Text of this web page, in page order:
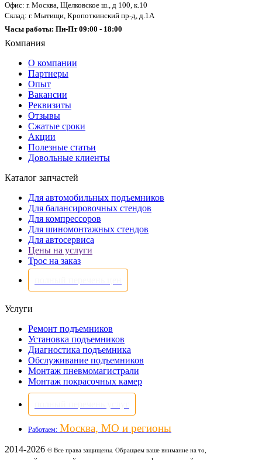
Офис: г. Москва, Щелковское ш., д 100, к.10
Склад: г. Мытищи, Кропоткинский пр-д, д.1А
Часы работы: Пн-Пт 09:00 - 18:00
Компания
О компании
Партнеры
Опыт
Вакансии
Реквизиты
Отзывы
Сжатые сроки
Акции
Полезные статьи
Довольные клиенты
Каталог запчастей
Для автомобильных подъемников
Для балансировочных стендов
Для компрессоров
Для шиномонтажных стендов
Для автосервиса
Цены на услуги
Трос на заказ
Услуги
Ремонт подъемников
Установка подъемников
Диагностика подъемника
Обслуживание подъемников
Монтаж пневмомагистрали
Монтаж покрасочных камер
Работаем: Москва, МО и регионы
2014-2026 © Все права защищены. Обращаем ваше внимание на то,